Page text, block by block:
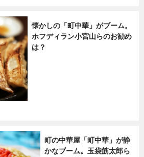
連載一覧
懐かしの「町中華」がブーム。
ホフディラン小宮山らのお勧め
は？
町の中華屋「町中華」が静
かなブーム。玉袋筋太郎ら